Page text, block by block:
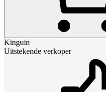
Kinguin
Uitstekende verkoper